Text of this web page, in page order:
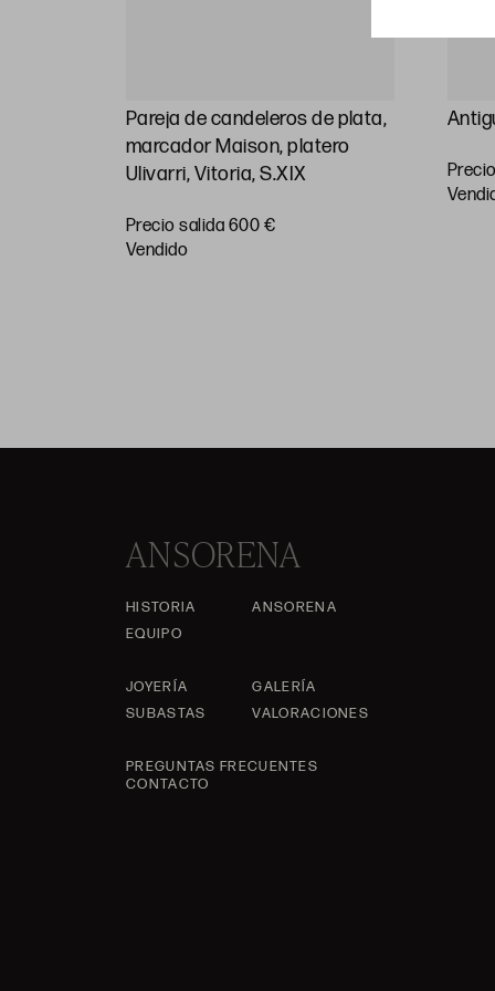
Pareja de candeleros de plata,
marcador Maison, platero
Ulivarri, Vitoria, S.XIX
Precio salida 600 €
vendido
ANSORENA
HISTORIA
ANSORENA
EQUIPO
JOYERÍA
GALERÍA
SUBASTAS
VALORACIONES
PREGUNTAS FRECUENTES
CONTACTO